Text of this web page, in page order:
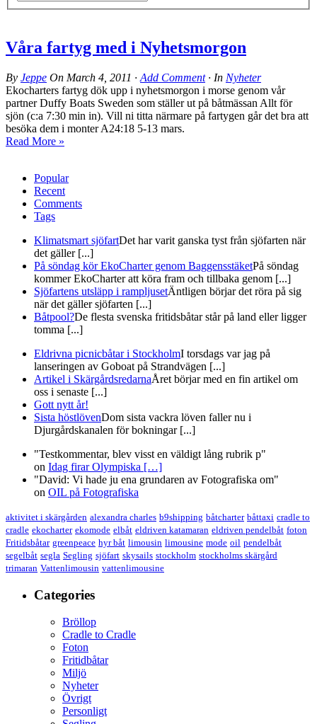
Våra fartyg med i Nyhetsmorgon
By Jeppe On March 4, 2011 · Add Comment· In Nyheter
Ekocharters fartyg dök upp i nyhetsmorgon i morse genom vår
partner Duffy Boats Sweden som ställer ut på båtmässan Allt för
sjön (c:a 7:30 min in). Vill ni titta närmare på fartygen går det bra att
besöka dem i monter A24:18 5-13 mars.
Read More »
Popular
Recent
Comments
Tags
Klimatsmart sjöfartDet har varit ganska tyst från sjöfarten när
det gäller [...]
På söndag kör EkoCharter genom BaggensstäketPå söndag
kommer EkoCharter att köra fram och tillbaka genom [...]
Sjöfartens utsläpp i rampljusetÄntligen börjar det röra på sig
när det gäller sjöfarten [...]
Båtpool?De flesta svenska fritidsbåtar står på land eller ligger
tomma [...]
Eldrivna picnicbåtar i StockholmI torsdags var jag på
lanseringen av Goboat på Strandvägen [...]
Artikel i SkärgårdsredarnaÅret börjar med en fin artikel om
oss i senaste [...]
Gott nytt år!
Sista höstlövenDom sista vackra löven faller nu i
Djurgårdskanalen för bokningar [...]
"Testkommentar, blev visst en väldigt lång rubrik p"
on Idag firar Olympiska […]
"David: Vi hade ju ena grundaren av Fotografiska om"
on OIL på Fotografiska
aktivitet i skärgården alexandra charles b9shipping båtcharter båttaxi cradle to
cradle ekocharter ekomode elbåt eldriven katamaran eldriven pendelbåt foton
Fritidsbåtar greenpeace hyr båt limousin limousine mode oil pendelbåt
segelbåt segla Segling sjöfart skysails stockholm stockholms skärgård
trimaran Vattenlimousin vattenlimousine
Categories
Bröllop
Cradle to Cradle
Foton
Fritidbåtar
Miljö
Nyheter
Övrigt
Personligt